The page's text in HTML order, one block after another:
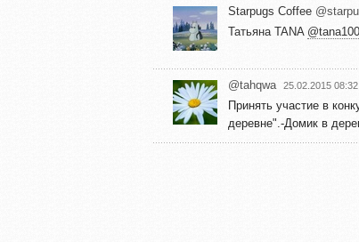
Starpugs Coffee
Татьяна TANA
@tahqwa 25.02.2015 08:32
Принять участие в
деревне".-Домик в